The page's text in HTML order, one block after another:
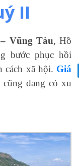
II
Vũng Tàu, Hồ
bước phục hồi
cách xã hội. Giá
đang có xu